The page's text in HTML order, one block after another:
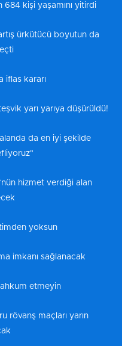
684 kişi yaşamını yitirdi
ürkütücü boyutun da
iflas kararı
yarı yarıya düşürüldü!
da en iyi şekilde
hizmet verdiği alan
yoksun
imkanı sağlanacak
etmeyin
rövanş maçları yarın